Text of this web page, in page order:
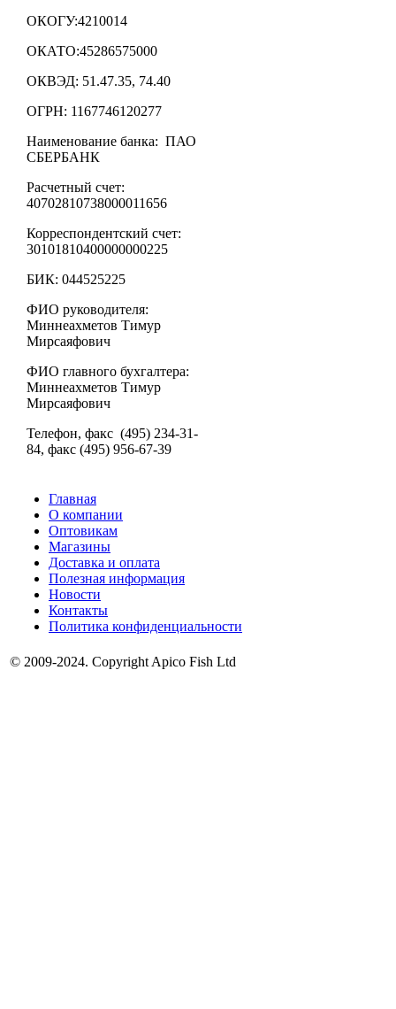
ОКОГУ:4210014
ОКАТО:45286575000
ОКВЭД: 51.47.35, 74.40
ОГРН: 1167746120277
Наименование банка: ПАО
СБЕРБАНК
Расчетный счет:
40702810738000011656
Корреспондентский счет:
30101810400000000225
БИК: 044525225
ФИО руководителя:
Миннеахметов Тимур
Мирсаяфович
ФИО главного бухгалтера:
Миннеахметов Тимур
Мирсаяфович
Телефон, факс (495) 234-31-
84, факс (495) 956-67-39
Главная
О компании
Оптовикам
Магазины
Доставка и оплата
Полезная информация
Новости
Контакты
Политика конфиденциальности
© 2009-2024. Copyright Apico Fish Ltd